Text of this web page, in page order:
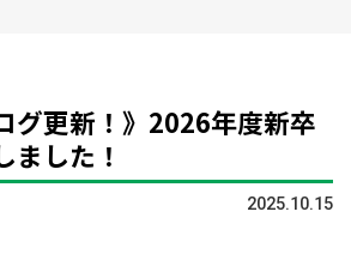
グ更新！》2026年度新卒
ました！
2025.10.15